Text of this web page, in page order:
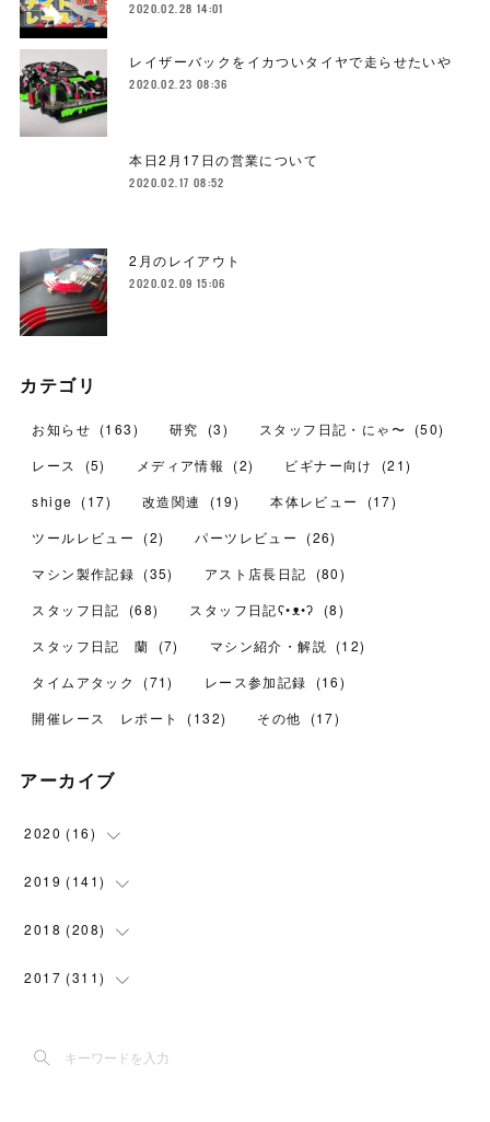
2020.02.28 14:01
レイザーバックをイカついタイヤで走らせたいや
2020.02.23 08:36
本日2月17日の営業について
2020.02.17 08:52
2月のレイアウト
2020.02.09 15:06
カテゴリ
お知らせ (163) 研究 (3) スタッフ日記・にゃ〜 (50)
レース
(5) メディア情報 (2) ビギナー向け (21)
shige (17) 改造関連 (19) 本体レビュー (17)
ツールレビュー
(2) パーツレビュー (26)
マシン製作記録 (35) アスト店長日記 (80)
スタッフ日記
(68) スタッフ日記ʕ•ᴥ•ʔ (8)
スタッフ日記 蘭
(7) マシン紹介・解説 (12)
タイムアタック
(71) レース参加記録 (16)
開催レース レポート
(132) その他 (17)
アーカイブ
2020 (16)
(1)
(6)
(9 )
2019 (141)
(24)
(38)
(
2018 (208)
(11)
2017 (311)
30)